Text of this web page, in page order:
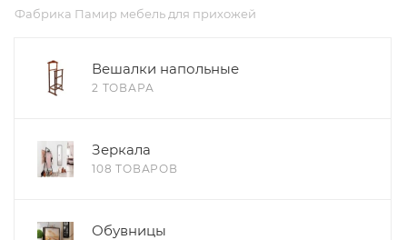
Фабрика Памир мебель для прихожей
Вешалки напольные
2 ТОВАРА
Зеркала
108 ТОВАРОВ
Обувницы